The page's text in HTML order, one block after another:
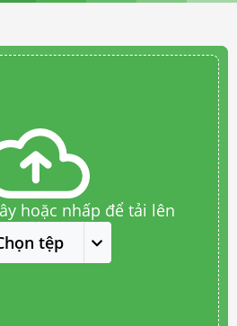
hoặc nhấp để tải lên
tệp